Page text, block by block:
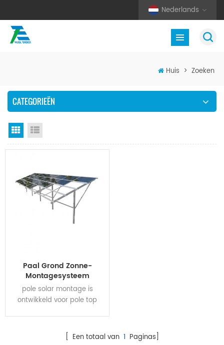
Nederlands
Huis > Zoeken
CATEGORIEËN
Rasterweergave
Paal Grond Zonne-
Montagesysteem
pole solar montage is
ontwikkeld voor pole top
[ Een totaal van 1 Paginas]